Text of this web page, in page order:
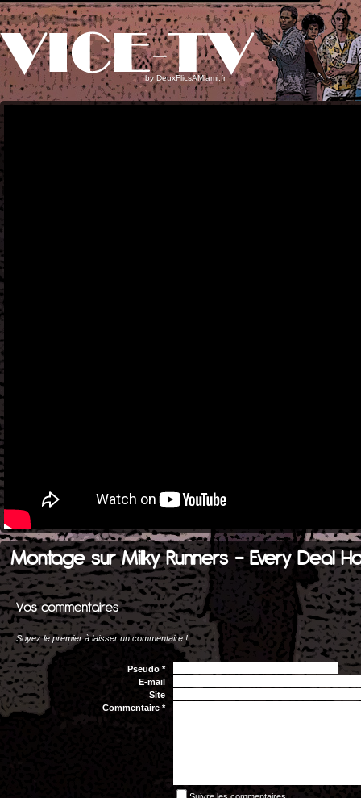
by DeuxFlicsAMiami.fr
Montage sur Milky Runners - Every Deal
Soyez le premier à laisser un commentaire !
Pseudo *
E-mail
Site
Commentaire *